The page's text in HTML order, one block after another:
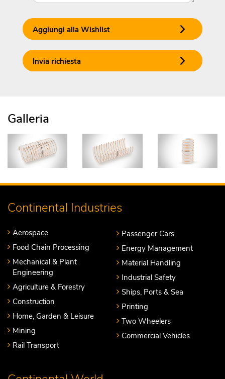
Aggiungi alla Wishlist
Invia richiesta
Galleria
Continental Industries
Aerospace
Food Chain Processing
Mechanical & Plant
Engineering
Agriculture & Forestry
Construction
Home, Garden & Leisure
Mining
Rail Transport
Passenger Cars
Energy Management
Material Handling
Industrial Safety
Ships, Ports & Sea
Printing
Two Wheelers
Commercial Vehicles